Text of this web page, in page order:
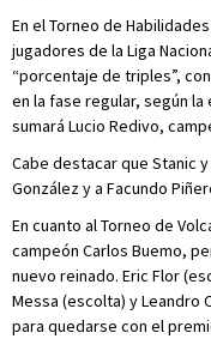
En el Torneo de
jugadores de la Liga
“porcentaje de triples”,
en la fase regular, según
sumará Lucio Redivo,
Cabe destacar que Stanic
González y a Facundo
En cuanto al Torneo de
campeón Carlos Buemo,
nuevo reinado. Eric Flor
Messa (escolta) y Leandro
para quedarse con el